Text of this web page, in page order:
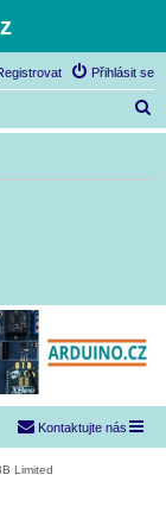
Přihlásit se
l
Kontaktujte nás
Limited